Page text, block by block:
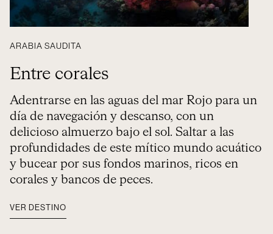
ARABIA SAUDITA
Entre corales
Adentrarse en las aguas del mar Rojo para un
día de navegación y descanso, con un
delicioso almuerzo bajo el sol. Saltar a las
profundidades de este mítico mundo acuático
y bucear por sus fondos marinos, ricos en
corales y bancos de peces.
VER DESTINO